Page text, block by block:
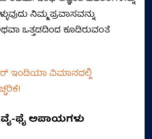
ನಿಮ್ಮ ಪ್ರವಾಸವನ್ನು
ಒತ್ತಡದಿಂದ ಕೂಡಿರುವಂತೆ
ಇಂಡಿಯಾ ವಿಮಾನದಲ್ಲಿ
ಫೈ ಅಪಾಯಗಳು